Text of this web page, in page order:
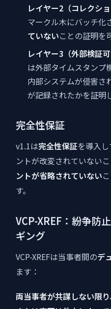
レイヤー2（コレクシ
マークル木にバッチ化
ていないことの証明を
レイヤー3（外部検証
は外部タイムスタンプ
内部システムが侵害さ
が記録されたかを証明
完全性保証
v1.1は完全性保証を導入
ントが改変されていないこ
ントが省略されていない
す。
VCP-XREF：紛争防
ギング
VCP-XREFは当事者間のデ
ます：
両当事者が共謀しない限